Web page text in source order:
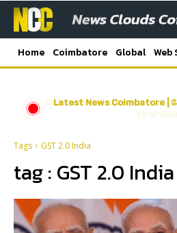
Home Coimbatore Global Web
கோவையில் நூதன மோசடி! போலி
Viral
Latest News Coimbatore |
Tags GST 2.0 India
tag : GST 2.0 India